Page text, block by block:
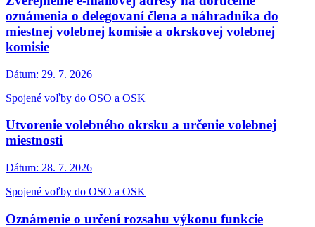
oznámenia o delegovaní člena a náhradníka do
miestnej volebnej komisie a okrskovej volebnej
komisie
Dátum: 29. 7. 2026
Spojené voľby do OSO a OSK
Utvorenie volebného okrsku a určenie volebnej
miestnosti
Dátum: 28. 7. 2026
Spojené voľby do OSO a OSK
Oznámenie o určení rozsahu výkonu funkcie